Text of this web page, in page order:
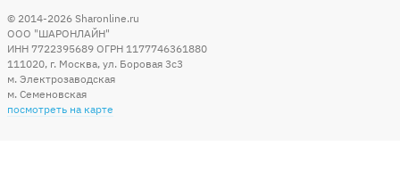
© 2014-2026 Sharonline.ru
ООО "ШАРОНЛАЙН"
ИНН 7722395689 ОГРН 1177746361880
111020, г. Москва, ул. Боровая 3c3
м. Электрозаводская
м. Семеновская
посмотреть на карте